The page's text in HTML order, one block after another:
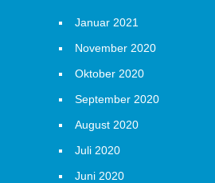
Januar 2021
November 2020
Oktober 2020
September 2020
August 2020
Juli 2020
Juni 2020